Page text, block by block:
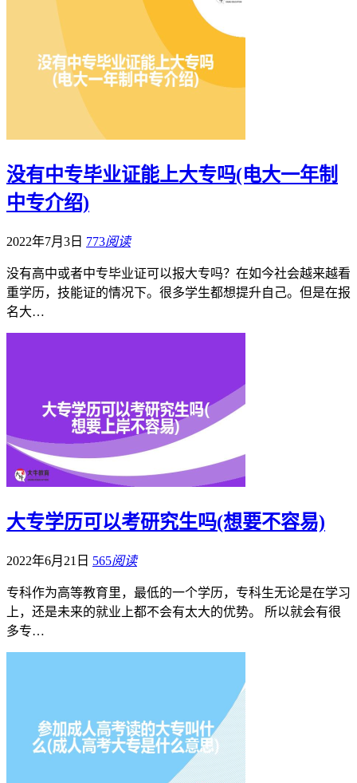
没有中专毕业证能上大专吗(电大一年制
中专介绍)
2022年7月3日 773阅读
没有高中或者中专毕业证可以报大专吗？在如今社会越来越看
重学历，技能证的情况下。很多学生都想提升自己。但是在报
名大…
大专学历可以考研究生吗(想要不容易)
2022年6月21日 565阅读
专科作为高等教育里，最低的一个学历，专科生无论是在学习
上，还是未来的就业上都不会有太大的优势。 所以就会有很
多专…